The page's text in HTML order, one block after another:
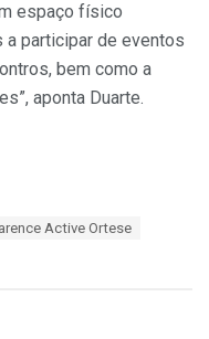
espaço físico
participar de eventos
bem como a
aponta Duarte.
Active Ortese